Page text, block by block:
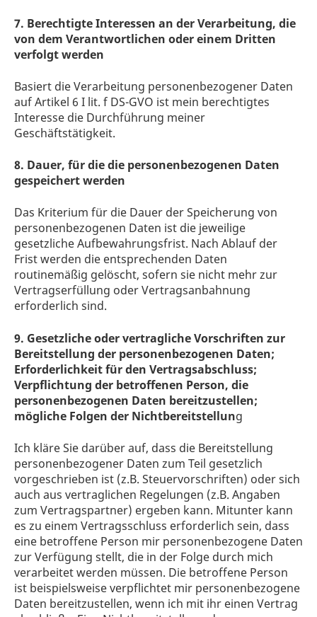
7. Berechtigte Interessen an der Verarbeitung, die
von dem Verantwortlichen oder einem Dritten
verfolgt werden
Basiert die Verarbeitung personenbezogener Daten
auf Artikel 6 I lit. f DS-GVO ist mein berechtigtes
Interesse die Durchführung meiner
Geschäftstätigkeit.
8. Dauer, für die die personenbezogenen Daten
gespeichert werden
Das Kriterium für die Dauer der Speicherung von
personenbezogenen Daten ist die jeweilige
gesetzliche Aufbewahrungsfrist. Nach Ablauf der
Frist werden die entsprechenden Daten
routinemäßig gelöscht, sofern sie nicht mehr zur
Vertragserfüllung oder Vertragsanbahnung
erforderlich sind.
9. Gesetzliche oder vertragliche Vorschriften zur
Bereitstellung der personenbezogenen Daten;
Erforderlichkeit für den Vertragsabschluss;
Verpflichtung der betroffenen Person, die
personenbezogenen Daten bereitzustellen;
mögliche Folgen der Nichtbereitstellung
Ich kläre Sie darüber auf, dass die Bereitstellung
personenbezogener Daten zum Teil gesetzlich
vorgeschrieben ist (z.B. Steuervorschriften) oder sich
auch aus vertraglichen Regelungen (z.B. Angaben
zum Vertragspartner) ergeben kann. Mitunter kann
es zu einem Vertragsschluss erforderlich sein, dass
eine betroffene Person mir personenbezogene Daten
zur Verfügung stellt, die in der Folge durch mich
verarbeitet werden müssen. Die betroffene Person
ist beispielsweise verpflichtet mir personenbezogene
Daten bereitzustellen, wenn ich mit ihr einen Vertrag